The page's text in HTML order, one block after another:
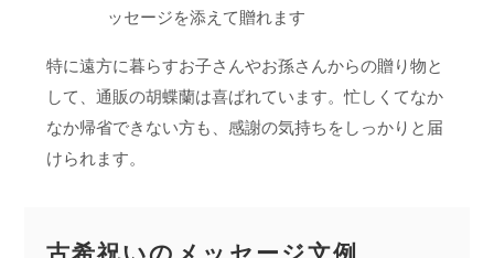
ッセージを添えて贈れます
特に遠方に暮らすお子さんやお孫さんからの贈り物と
して、通販の胡蝶蘭は喜ばれています。忙しくてなか
なか帰省できない方も、感謝の気持ちをしっかりと届
けられます。